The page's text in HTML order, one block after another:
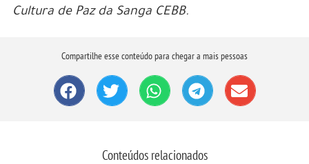
Cultura de Paz da Sanga CEBB.
Compartilhe esse conteúdo para chegar a mais pessoas
Conteúdos relacionados